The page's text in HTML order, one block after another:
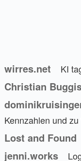
wirres.net KI
Christian
Kennzahlen und
Lost and Found
jenni.works